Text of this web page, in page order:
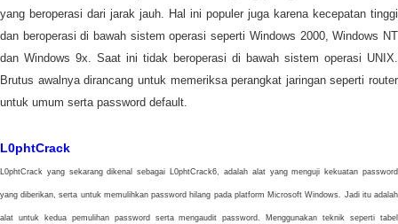
yang beroperasi dari jarak jauh. Hal ini populer juga karena kecepatan tinggi
dan beroperasi di bawah sistem operasi seperti Windows 2000, Windows NT
dan Windows 9x. Saat ini tidak beroperasi di bawah sistem operasi UNIX.
Brutus awalnya dirancang untuk memeriksa perangkat jaringan seperti router
untuk umum serta password default.
L0phtCrack
L0phtCrack yang sekarang dikenal sebagai L0phtCrack6, adalah alat yang menguji kekuatan password
yang diberikan, serta untuk memulihkan password hilang pada platform Microsoft Windows. Jadi itu adalah
alat untuk kedua pemulihan password serta mengaudit password. Menggunakan teknik seperti tabel